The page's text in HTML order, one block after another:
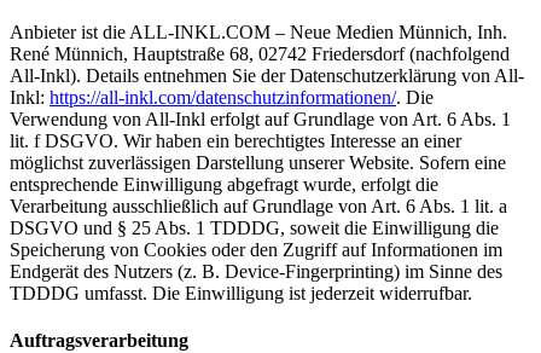
Anbieter ist die ALL-INKL.COM – Neue Medien Münnich, Inh.
René Münnich, Hauptstraße 68, 02742 Friedersdorf (nachfolgend
All-Inkl). Details entnehmen Sie der Datenschutzerklärung von All-
Inkl: https://all-inkl.com/datenschutzinformationen/. Die
Verwendung von All-Inkl erfolgt auf Grundlage von Art. 6 Abs. 1
lit. f DSGVO. Wir haben ein berechtigtes Interesse an einer
möglichst zuverlässigen Darstellung unserer Website. Sofern eine
entsprechende Einwilligung abgefragt wurde, erfolgt die
Verarbeitung ausschließlich auf Grundlage von Art. 6 Abs. 1 lit. a
DSGVO und § 25 Abs. 1 TDDDG, soweit die Einwilligung die
Speicherung von Cookies oder den Zugriff auf Informationen im
Endgerät des Nutzers (z. B. Device-Fingerprinting) im Sinne des
TDDDG umfasst. Die Einwilligung ist jederzeit widerrufbar.
Auftragsverarbeitung